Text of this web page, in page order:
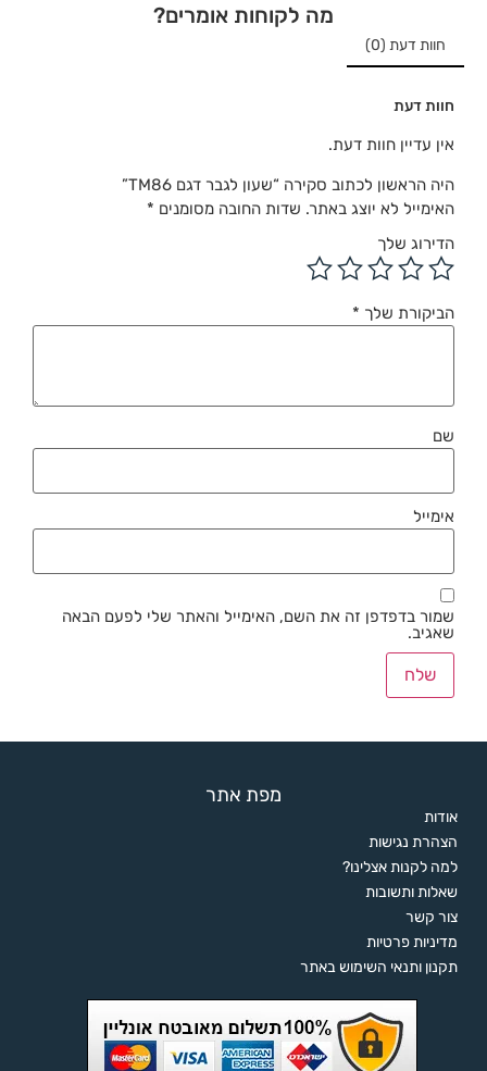
מה לקוחות אומרים?
חוות דעת (0)
חוות דעת
אין עדיין חוות דעת.
היה הראשון לכתוב סקירה “שעון לגבר דגם TM86”
האימייל לא יוצג באתר. שדות החובה מסומנים *
הדירוג שלך
הביקורת שלך *
שם
אימייל
שמור בדפדפן זה את השם, האימייל והאתר שלי לפעם הבאה
שאגיב.
מפת אתר
אודות
הצהרת נגישות
למה לקנות אצלינו?
שאלות ותשובות
צור קשר
מדיניות פרטיות
תקנון ותנאי השימוש באתר